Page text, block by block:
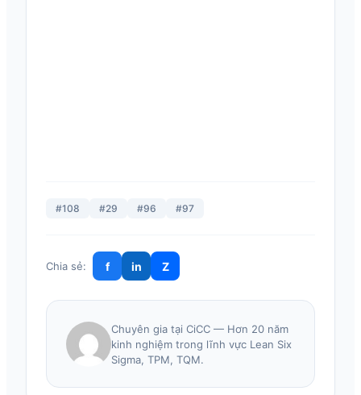
#108 #29 #96 #97
Chia sẻ: f in Z
Chuyên gia tại CiCC — Hơn 20 năm
kinh nghiệm trong lĩnh vực Lean Six
Sigma, TPM, TQM.